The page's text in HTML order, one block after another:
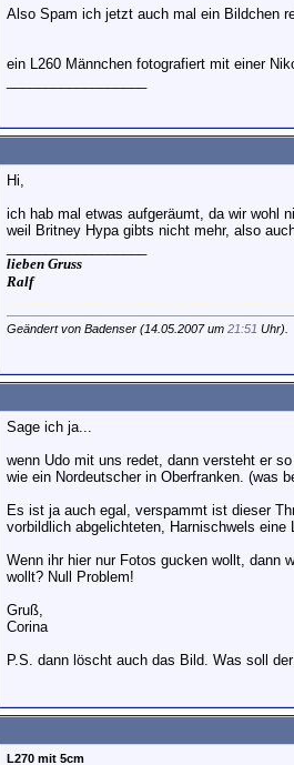
Also Spam ich jetzt auch mal ein Bildchen
ein L260 Männchen fotografiert mit einer
Hi,
ich hab mal etwas aufgeräumt, da wir wohl
weil Britney Hypa gibts nicht mehr, also
lieben Gruss
Ralf
.................................................. ....................................
Geändert von Badenser (14.05.2007 um 21:51 Uhr).
Sage ich ja...
wenn Udo mit uns redet, dann versteht er
wie ein Nordeutscher in Oberfranken. (was
Es ist ja auch egal, verspammt ist dieser
vorbildlich abgelichteten, Harnischwels
Wenn ihr hier nur Fotos gucken wollt, dann
wollt? Null Problem!
Gruß,
Corina
P.S. dann löscht auch das Bild. Was soll
L270 mit 5cm